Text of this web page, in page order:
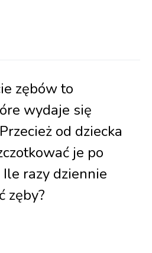
zębów to
wydaje się
od dziecka
je po
Ile razy dziennie
zęby?